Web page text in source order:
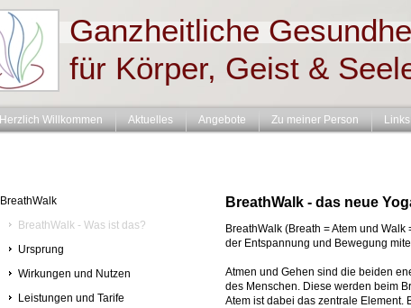
Ganzheitliche
für Körper, Geist &
Herzlich Willkommen Aktuelles Angebote Zu meiner Person Links
BreathWalk
BreathWalk - Was ist das?
Ursprung
Wirkungen und Nutzen
Leistungen und Tarife
BreathWalk - das neue
BreathWalk (Breath = Atem und
der Entspannung und Bewegung
Atmen und Gehen sind die beiden
des Menschen. Diese werden beim
Atem ist dabei das zentrale Element.